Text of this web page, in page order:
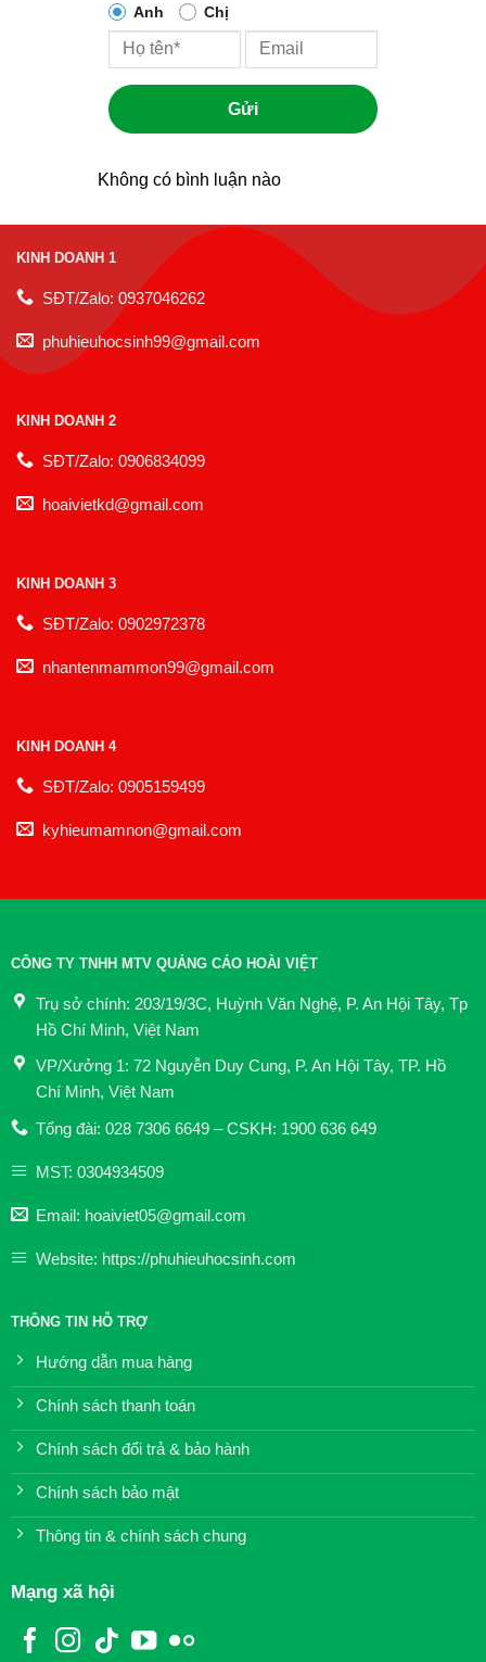
Anh Chị
Gửi
Không có bình luận nào
KINH DOANH 1
SĐT/Zalo: 0937046262
phuhieuhocsinh99@gmail.com
KINH DOANH 2
SĐT/Zalo: 0906834099
hoaivietkd@gmail.com
KINH DOANH 3
SĐT/Zalo: 0902972378
nhantenmammon99@gmail.com
KINH DOANH 4
SĐT/Zalo: 0905159499
kyhieumamnon@gmail.com
CÔNG TY TNHH MTV QUẢNG CÁO HOÀI VIỆT
Trụ sở chính: 203/19/3C, Huỳnh Văn Nghệ, P. An Hội Tây, Tp
Hồ Chí Minh, Việt Nam
VP/Xưởng 1: 72 Nguyễn Duy Cung, P. An Hội Tây, TP. Hồ
Chí Minh, Việt Nam
Tổng đài: 028 7306 6649 – CSKH: 1900 636 649
MST: 0304934509
Email: hoaiviet05@gmail.com
Website: https://phuhieuhocsinh.com
THÔNG TIN HỖ TRỢ
Hướng dẫn mua hàng
Chính sách thanh toán
Chính sách đổi trả & bảo hành
Chính sách bảo mật
Thông tin & chính sách chung
Mạng xã hội